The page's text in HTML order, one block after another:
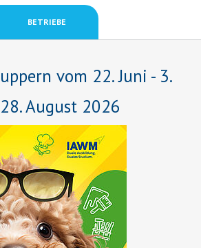
BETRIEBE
vom 22. Juni - 3.
August 2026